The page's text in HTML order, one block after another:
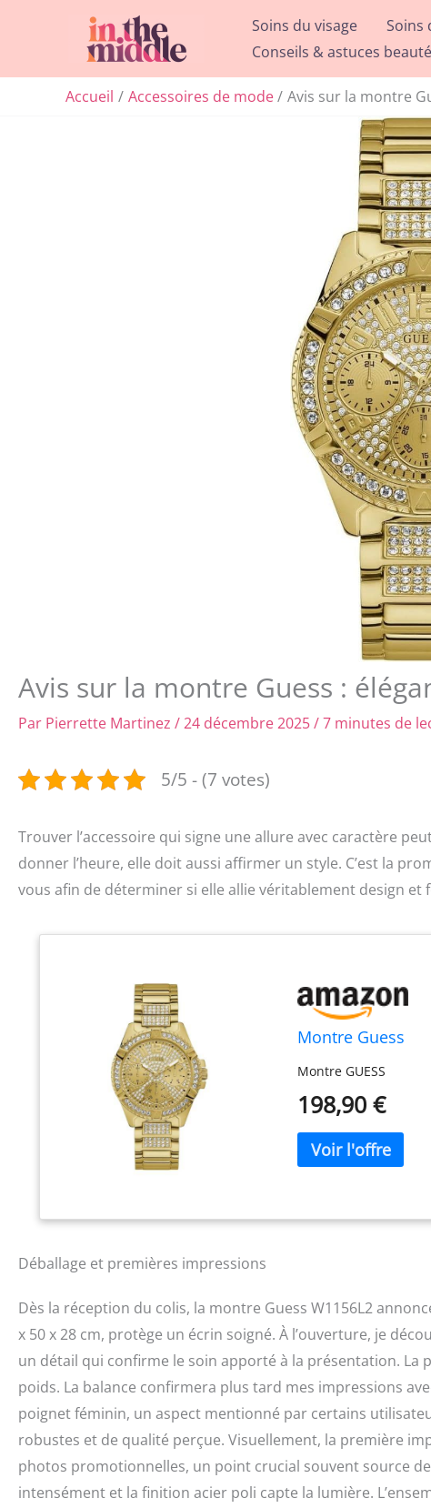
Soins du visage Soins
Conseils & astuces beauté
Accueil Accessoires de mode Avis sur la montre
Avis sur la montre Guess :
Par Pierrette Martinez /24 décembre 2025/7 minutes de
5/5 - (7 votes)
Trouver l’accessoire qui signe une allure avec caractère
donner l’heure, elle doit aussi affirmer un style. C’est la
vous afin de déterminer si elle allie véritablement design
Montre Guess
Montre GUESS
198,90 €
Déballage et premières impressions
Dès la réception du colis, la montre Guess W1156L2
x 50 x 28 cm, protège un écrin soigné. À l’ouverture, je
un détail qui confirme le soin apporté à la présentation.
poids. La balance confirmera plus tard mes impressions
poignet féminin, un aspect mentionné par certains
robustes et de qualité perçue. Visuellement, la première
photos promotionnelles, un point crucial souvent source
intensément et la finition acier poli capte la lumière.